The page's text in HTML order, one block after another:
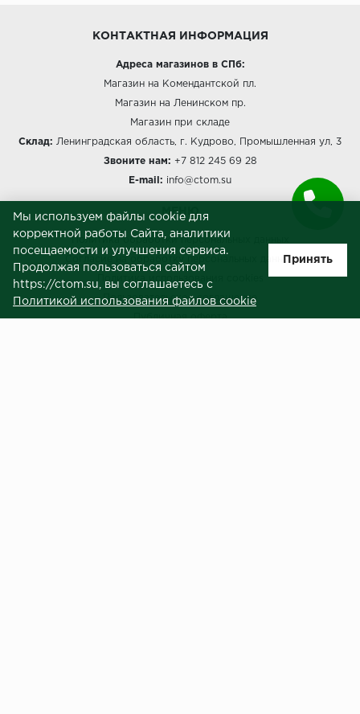
КОНТАКТНАЯ ИНФОРМАЦИЯ
Адреса магазинов в СПб:
Магазин на Комендантской пл.
Магазин на Ленинском пр.
Магазин при складе
Склад: Ленинградская область, г. Кудрово, Промышленная ул, 3
Звоните нам: +7 812 245 69 28
E-mail: info@ctom.su
МЕНЮ
Политика обработки персональных данных
Согласие на обработку персональных данных
Пользовательское соглашение
Публичная оферта
Мы используем файлы cookie для
корректной работы Сайта, аналитики
посещаемости и улучшения сервиса.
Продолжая пользоваться сайтом
https://ctom.su, вы соглашаетесь с
Политикой использования файлов cookie
Принять